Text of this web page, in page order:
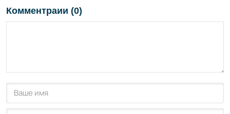
Комментраии (0)